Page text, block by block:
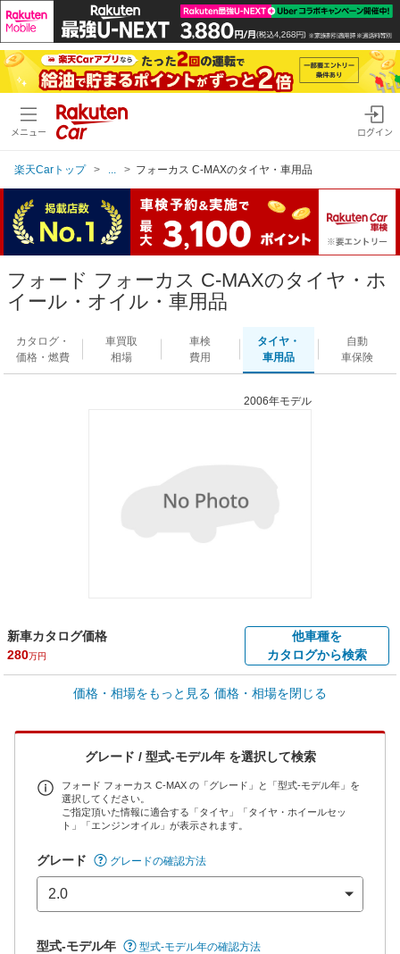
メニュー ログイン
楽天Carトップ フォーカス C-MAXのタイヤ・車用品
フォード フォーカス C-MAXのタイヤ・ホ
イール・オイル・車用品
カタログ・
価格・燃費
車買取
相場
車検
費用
タイヤ・
車用品
自動
車保険
2006年モデル
新車カタログ価格
280万円
他車種を
カタログから検索
車買取価格 *
車買取相場
全国平均の車検価格 *
65,050円
楽天Car車検で
店舗を検索
*当該価格は車種別の価格となります。
価格・相場をもっと見る 価格・相場を閉じる
グレード / 型式-モデル年 を選択して検索
フォード フォーカス C-MAX の「グレード」と「型式-モデル年」を
選択してください。
ご指定頂いた情報に適合する「タイヤ」「タイヤ・ホイールセッ
ト」「エンジンオイル」が表示されます。
グレード グレードの確認方法
型式-モデル年 型式-モデル年の確認方法